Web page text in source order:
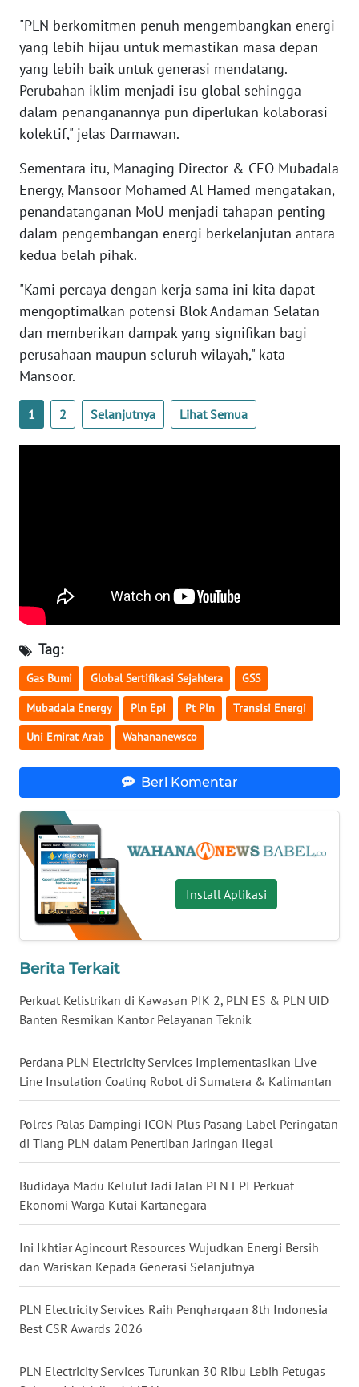
"PLN berkomitmen penuh mengembangkan energi
yang lebih hijau untuk memastikan masa depan
yang lebih baik untuk generasi mendatang.
Perubahan iklim menjadi isu global sehingga
dalam penanganannya pun diperlukan kolaborasi
kolektif," jelas Darmawan.
Sementara itu, Managing Director & CEO Mubadala
Energy, Mansoor Mohamed Al Hamed mengatakan,
penandatanganan MoU menjadi tahapan penting
dalam pengembangan energi berkelanjutan antara
kedua belah pihak.
"Kami percaya dengan kerja sama ini kita dapat
mengoptimalkan potensi Blok Andaman Selatan
dan memberikan dampak yang signifikan bagi
perusahaan maupun seluruh wilayah," kata
Mansoor.
1 2 Selanjutnya Lihat Semua
Tag:
Gas Bumi Global Sertifikasi Sejahtera GSS
Mubadala Energy Pln Epi Pt Pln Transisi Energi
Uni Emirat Arab Wahananewsco
Beri Komentar
Install Aplikasi
Berita Terkait
Perkuat Kelistrikan di Kawasan PIK 2, PLN ES & PLN UID
Banten Resmikan Kantor Pelayanan Teknik
Perdana PLN Electricity Services Implementasikan Live
Line Insulation Coating Robot di Sumatera & Kalimantan
Polres Palas Dampingi ICON Plus Pasang Label Peringatan
di Tiang PLN dalam Penertiban Jaringan Ilegal
Budidaya Madu Kelulut Jadi Jalan PLN EPI Perkuat
Ekonomi Warga Kutai Kartanegara
Ini Ikhtiar Agincourt Resources Wujudkan Energi Bersih
dan Wariskan Kepada Generasi Selanjutnya
PLN Electricity Services Raih Penghargaan 8th Indonesia
Best CSR Awards 2026
PLN Electricity Services Turunkan 30 Ribu Lebih Petugas
WN
JAMBI
WN
SULTRA
WN
NTB
WN
SULTENG
WN
SULBAR
WN
SUMBAR
WN
LAMPUNG
WN
JATENG
WN
NUSANTARA
WN
WN
JATIM
WN
BALI
WN
KALBAR
WN
KALTENG
WN
KALTARA
WN
KALSEL
WN
KALTIM
SULSEL
GORONTALO
SULUT